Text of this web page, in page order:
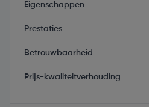
Eigenschappen
Prestaties
Betrouwbaarheid
Prijs-kwaliteitverhouding